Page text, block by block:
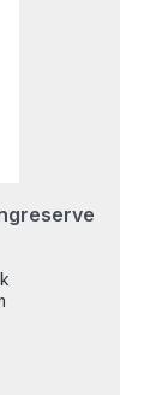
als
an die
den